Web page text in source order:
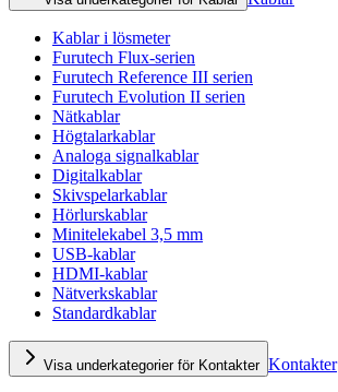
Kablar i lösmeter
Furutech Flux-serien
Furutech Reference III serien
Furutech Evolution II serien
Nätkablar
Högtalarkablar
Analoga signalkablar
Digitalkablar
Skivspelarkablar
Hörlurskablar
Minitelekabel 3,5 mm
USB-kablar
HDMI-kablar
Nätverkskablar
Standardkablar
Visa underkategorier för Kontakter Kontakter